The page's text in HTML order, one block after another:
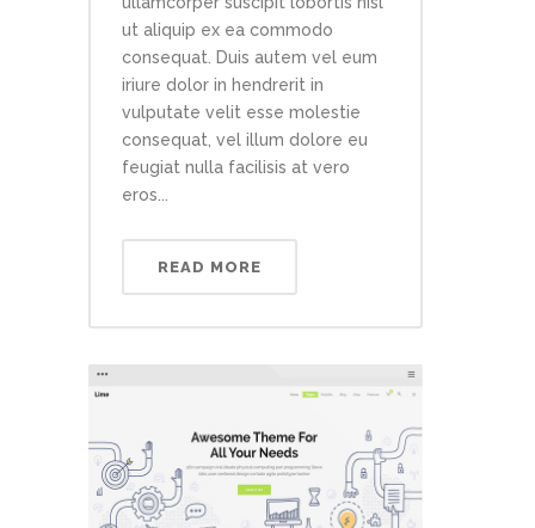
ut aliquip ex ea commodo
consequat. Duis autem vel eum
iriure dolor in hendrerit in
vulputate velit esse molestie
consequat, vel illum dolore eu
feugiat nulla facilisis at vero
eros...
READ MORE